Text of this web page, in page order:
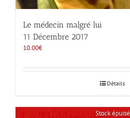
Le médecin malgré lui
11 Décembre 2017
10.00€
Détails
Stock épuisé